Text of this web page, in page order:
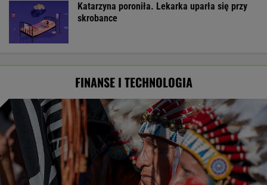
Katarzyna poroniła. Lekarka uparła się przy
skrobance
FINANSE I TECHNOLOGIA